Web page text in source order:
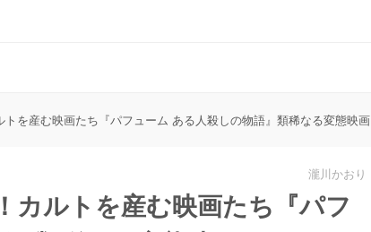
トを産む映画たち『パフューム ある人殺しの物語』類稀なる変態映画
瀧川かおり
カルトを産む映画たち『パフ